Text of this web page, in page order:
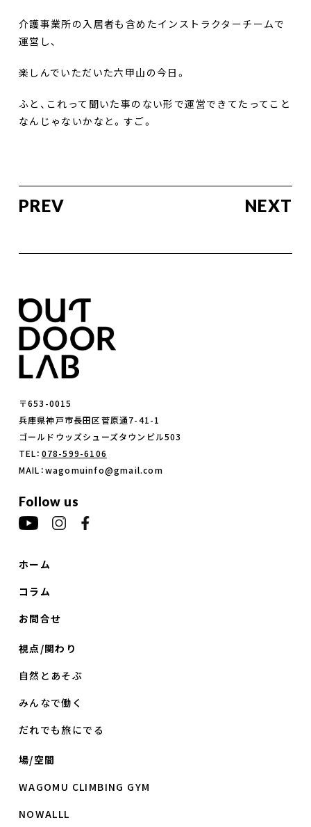
介護事業所の入居者も含めたインストラクターチームで
運営し、
楽しんでいただいた六甲山の今日。
ふと、これって聞いた事のない形で運営できてたってこと
なんじゃないかなと。すご。
PREV NEXT
〒653-0015
兵庫県神戸市長田区菅原通7-41-1
ゴールドウッズシューズタウンビル503
TEL： 078-599-6106
MAIL：wagomuinfo@gmail.com
Follow us
ホーム
コラム
お問合せ
視点/関わり
自然とあそぶ
みんなで働く
だれでも旅にでる
場/空間
WAGOMU CLIMBING GYM
NOWALLL